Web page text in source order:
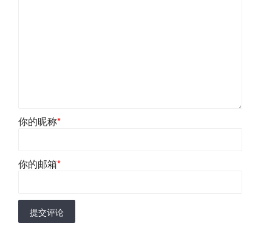
你的昵称*
你的邮箱*
提交评论